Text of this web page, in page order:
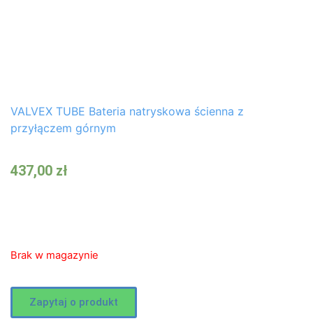
VALVEX TUBE Bateria natryskowa ścienna z
przyłączem górnym
437,00 zł
Brak w magazynie
Zapytaj o produkt